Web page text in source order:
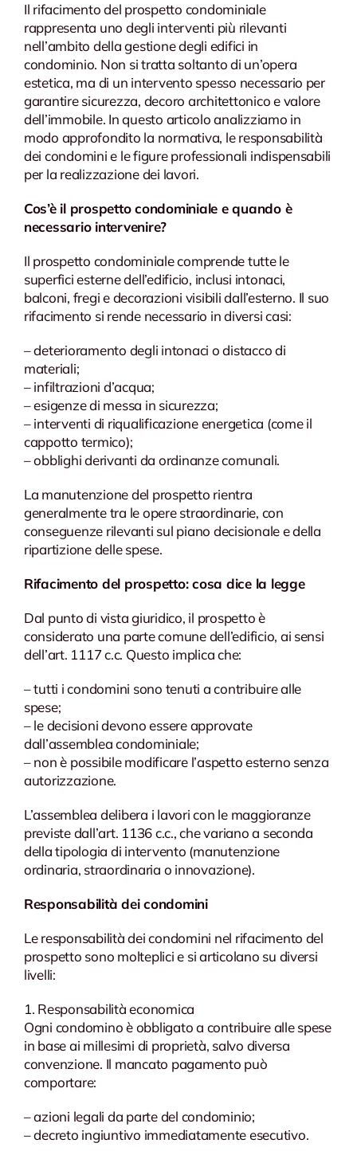
Il rifacimento del prospetto condominiale
rappresenta uno degli interventi più rilevanti
nell’ambito della gestione degli edifici in
condominio. Non si tratta soltanto di un’opera
estetica, ma di un intervento spesso necessario per
garantire sicurezza, decoro architettonico e valore
dell’immobile. In questo articolo analizziamo in
modo approfondito la normativa, le responsabilità
dei condomini e le figure professionali indispensabili
per la realizzazione dei lavori.
Cos’è il prospetto condominiale e quando è
necessario intervenire?
Il prospetto condominiale comprende tutte le
superfici esterne dell’edificio, inclusi intonaci,
balconi, fregi e decorazioni visibili dall’esterno. Il suo
rifacimento si rende necessario in diversi casi:
– deterioramento degli intonaci o distacco di
materiali;
– infiltrazioni d’acqua;
– esigenze di messa in sicurezza;
– interventi di riqualificazione energetica (come il
cappotto termico);
– obblighi derivanti da ordinanze comunali.
La manutenzione del prospetto rientra
generalmente tra le opere straordinarie, con
conseguenze rilevanti sul piano decisionale e della
ripartizione delle spese.
Rifacimento del prospetto: cosa dice la legge
Dal punto di vista giuridico, il prospetto è
considerato una parte comune dell’edificio, ai sensi
dell’art. 1117 c.c. Questo implica che:
– tutti i condomini sono tenuti a contribuire alle
spese;
– le decisioni devono essere approvate
dall’assemblea condominiale;
– non è possibile modificare l’aspetto esterno senza
autorizzazione.
L’assemblea delibera i lavori con le maggioranze
previste dall’art. 1136 c.c., che variano a seconda
della tipologia di intervento (manutenzione
ordinaria, straordinaria o innovazione).
Responsabilità dei condomini
Le responsabilità dei condomini nel rifacimento del
prospetto sono molteplici e si articolano su diversi
livelli:
1. Responsabilità economica
Ogni condomino è obbligato a contribuire alle spese
in base ai millesimi di proprietà, salvo diversa
convenzione. Il mancato pagamento può
comportare:
– azioni legali da parte del condominio;
– decreto ingiuntivo immediatamente esecutivo.